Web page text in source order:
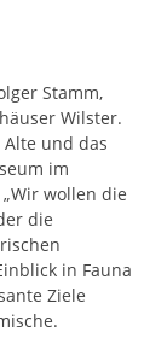
Stamm,
Wilster.
und das
im
wollen die
die
in Fauna
Ziele